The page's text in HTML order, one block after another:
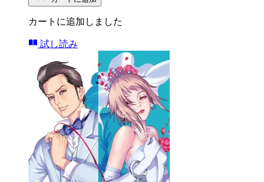
カートに追加しました
試し読み